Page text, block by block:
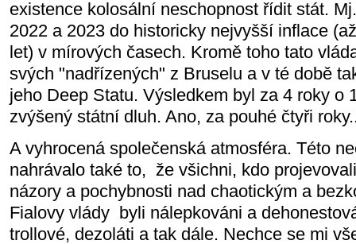
existence kolosální neschopnost řídit stát.
2022 a 2023 do historicky nejvyšší inflace
let) v mírových časech. Kromě toho tato
svých "nadřízených" z Bruselu a v té době
jeho Deep Statu. Výsledkem byl za 4 roky o
zvýšený státní dluh. Ano, za pouhé čtyři
A vyhrocená společenská atmosféra. Této
nahrávalo také to, že všichni, kdo
názory a pochybnosti nad chaotickým a
Fialovy vlády byli nálepkováni a
trollové, dezoláti a tak dále. Nechce se mi